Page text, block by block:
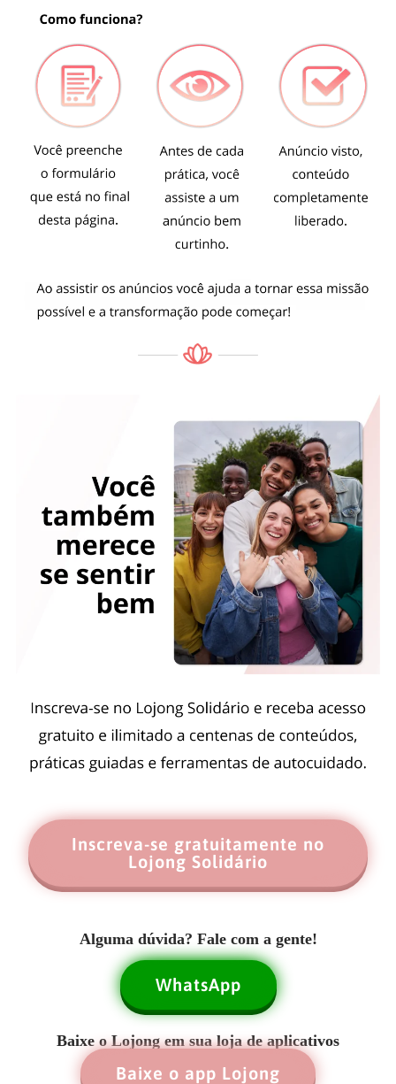
Inscreva-se gratuitamente no
Lojong Solidário
Alguma dúvida? Fale com a gente!
WhatsApp
Baixe o Lojong em sua loja de aplicativos
Baixe o app Lojong